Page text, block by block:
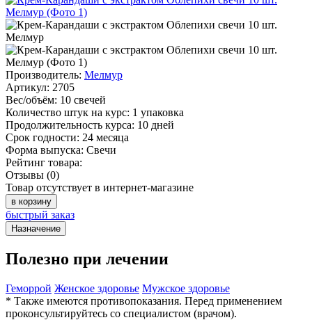
Производитель: Мелмур
Артикул: 2705
Вес/объём: 10 свечей
Количество штук на курс: 1 упаковка
Продолжительность курса: 10 дней
Срок годности: 24 месяца
Форма выпуска: Свечи
Рейтинг товара:
Отзывы (0)
Товар отсутствует в интернет-магазине
в корзину
быстрый заказ
Назначение
Полезно при лечении
Геморрой Женское здоровье Мужское здоровье
* Также имеются противопоказания. Перед применением
проконсультируйтесь со специалистом (врачом).